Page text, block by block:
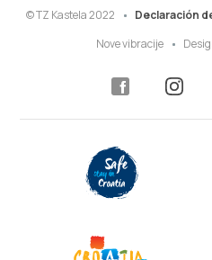
© TZ Kastela 2022 Declaración
Nove vibracije